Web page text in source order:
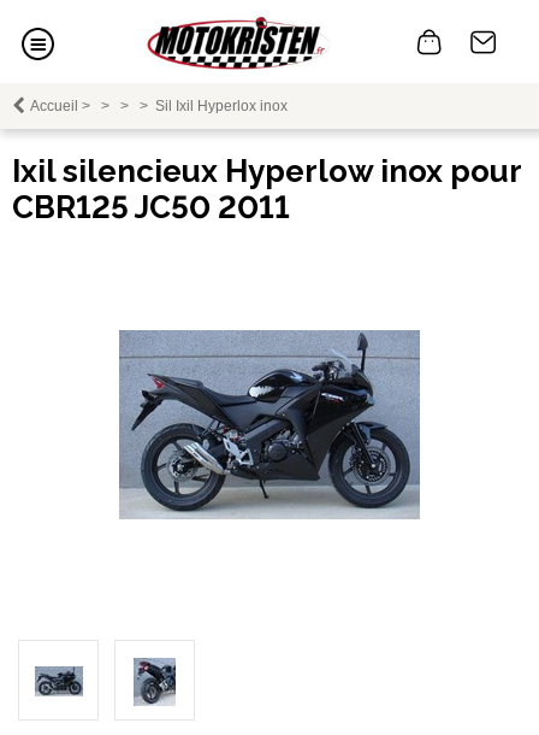
Accueil > > > > Sil Ixil Hyperlox inox
Ixil silencieux Hyperlow inox pour
CBR125 JC50 2011